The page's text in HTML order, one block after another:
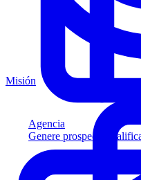
Agencia
Genere prospectos
Misión